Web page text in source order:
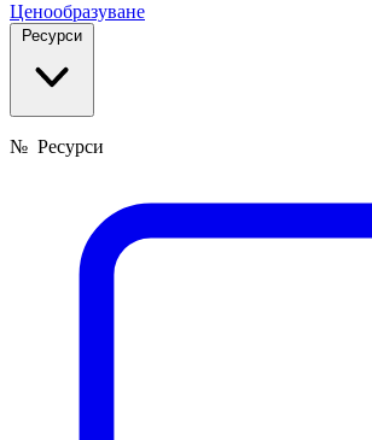
Ценообразуване
Ресурси
№ Ресурси